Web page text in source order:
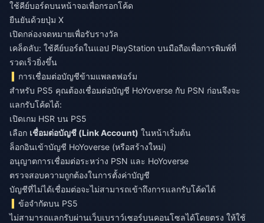
ใช้คีย์บอร์ดบนหน้าจอเพื่อกรอกโค้ด
ยืนยันด้วยปุ่ม X
เปิดกล่องจดหมายเพื่อรับรางวัล
เคล็ดลับ: ใช้คีย์บอร์ดในแอป PlayStation บนมือถือเพื่อการพิมพ์ที่
รวดเร็วยิ่งขึ้น
การเชื่อมต่อบัญชีข้ามแพลตฟอร์ม
สำหรับ PS5 คุณต้องเชื่อมต่อบัญชี HoYoverse กับ PSN ก่อนจึงจะ
แลกรับโค้ดได้:
เปิดเกม HSR บน PS5
เลือก เชื่อมต่อบัญชี (Link Account) ในหน้าเริ่มต้น
ล็อกอินเข้าบัญชี HoYoverse (หรือสร้างใหม่)
อนุญาตการเชื่อมต่อระหว่าง PSN และ HoYoverse
ตรวจสอบความถูกต้องในการตั้งค่าบัญชี
บัญชีที่ไม่ได้เชื่อมต่อจะไม่สามารถเข้าถึงการแลกรับโค้ดได้
ข้อจำกัดบน PS5
ไม่สามารถแลกรับผ่านเว็บเบราว์เซอร์บนคอนโซลได้โดยตรง ให้ใช้